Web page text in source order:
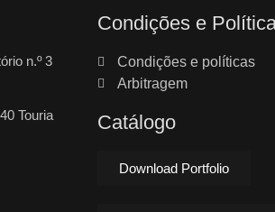
n.º 3
Touria
Condições e
Condições e políticas
Arbitragem
Catálogo
Download Portfolio